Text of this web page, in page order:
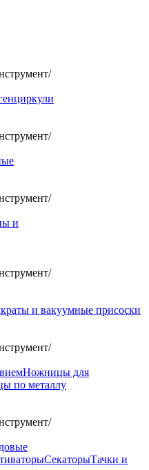
/
/
/
и
/
и вакуумные присоски
/
Ножницы для
по металлу
/
СекаторыТачки и